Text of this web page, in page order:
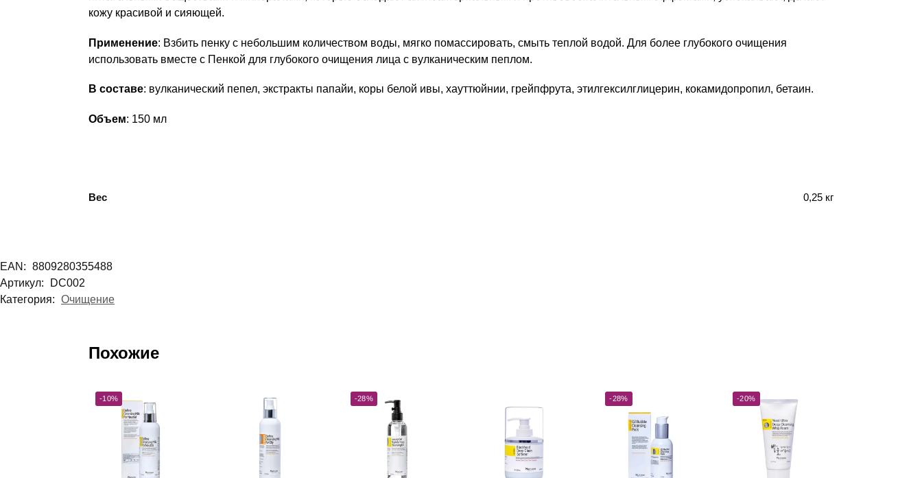
кожу красивой и сияющей.
Применение: Взбить пенку с небольшим количеством воды, мягко помассировать, смыть теплой водой. Для более глубокого очищения
использовать вместе с Пенкой для глубокого очищения лица с вулканическим пеплом.
В составе: вулканический пепел, экстракты папайи, коры белой ивы, хауттюйнии, грейпфрута, этилгексилглицерин, кокамидопропил, бетаин.
Объем: 150 мл
Вес 0,25 кг
EAN: 8809280355488
Артикул:
DC002
Категория: Очищение
Похожие
-10% -28% -28% -20%